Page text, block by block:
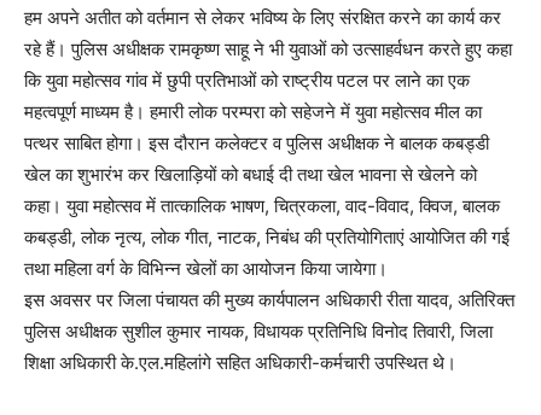
हम अपने अतीत को वर्तमान से लेकर भविष्य के लिए संरक्षित करने का कार्य कर
रहे हैं। पुलिस अधीक्षक रामकृष्ण साहू ने भी युवाओं को उत्साहर्वधन करते हुए कहा
कि युवा महोत्सव गांव में छुपी प्रतिभाओं को राष्ट्रीय पटल पर लाने का एक
महत्वपूर्ण माध्यम है। हमारी लोक परम्परा को सहेजने में युवा महोत्सव मील का
पत्थर साबित होगा। इस दौरान कलेक्टर व पुलिस अधीक्षक ने बालक कबड्डी
खेल का शुभारंभ कर खिलाड़ियों को बधाई दी तथा खेल भावना से खेलने को
कहा। युवा महोत्सव में तात्कालिक भाषण, चित्रकला, वाद-विवाद, क्विज, बालक
कबड्डी, लोक नृत्य, लोक गीत, नाटक, निबंध की प्रतियोगिताएं आयोजित की गई
तथा महिला वर्ग के विभिन्न खेलों का आयोजन किया जायेगा।
इस अवसर पर जिला पंचायत की मुख्य कार्यपालन अधिकारी रीता यादव, अतिरिक्त
पुलिस अधीक्षक सुशील कुमार नायक, विधायक प्रतिनिधि विनोद तिवारी, जिला
शिक्षा अधिकारी के.एल.महिलांगे सहित अधिकारी-कर्मचारी उपस्थित थे।